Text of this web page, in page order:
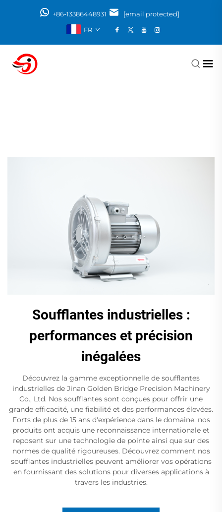
+86-13386448931
[email protected]
FR
Soufflantes industrielles :
performances et précision
inégalées
Découvrez la gamme exceptionnelle de soufflantes
industrielles de Jinan Golden Bridge Precision Machinery
Co., Ltd. Nos soufflantes sont conçues pour offrir une
grande efficacité, une fiabilité et des performances élevées.
Forts de plus de 15 ans d'expérience dans le domaine, nos
produits ont acquis une reconnaissance internationale et
reposent sur une technologie de pointe ainsi que sur des
normes de qualité rigoureuses. Découvrez comment nos
soufflantes industrielles peuvent améliorer vos opérations
en fournissant des solutions pour diverses applications à
travers les industries.